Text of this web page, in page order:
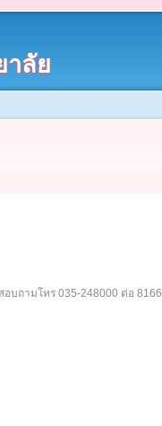
าลัย
บถามโทร 035-248000 ต่อ 8166